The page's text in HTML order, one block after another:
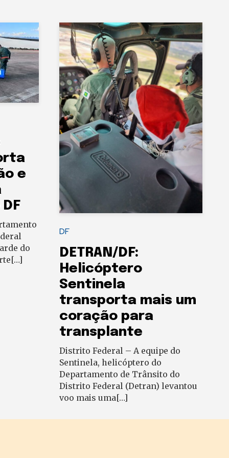
e
do
DF
DETRAN/DF:
Helicóptero
Sentinela
transporta mais um
coração para
transplante
Distrito Federal – A equipe do
Sentinela, helicóptero do
Departamento de Trânsito do
Distrito Federal (Detran) levantou
voo mais uma[…]